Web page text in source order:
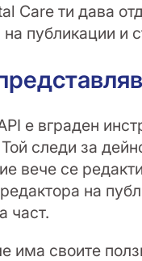
Care ти дава
публикации и
е вграден
следи за
вече се
на
част.
има своите